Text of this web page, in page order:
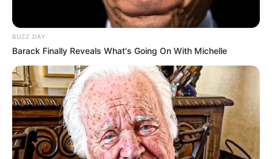
-ad5
A circulação desses vírus ocorre em um período
tradicionalmente marcado pelo aumento das doenças
respiratórias, elevando o número de atendimentos nas unidades
BUZZ DAY
Barack Finally Reveals What's Going On With Michelle